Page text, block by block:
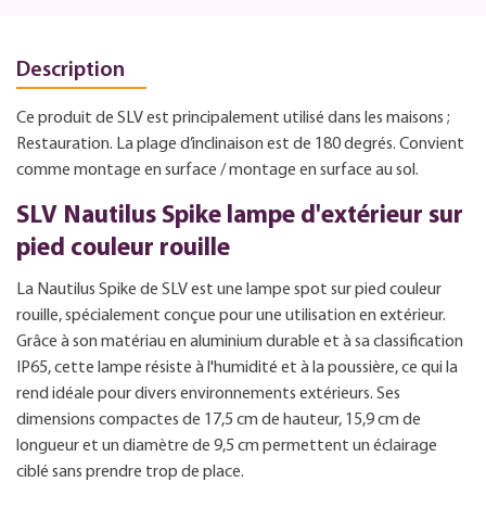
Description
Ce produit de SLV est principalement utilisé dans les maisons ;
Restauration. La plage d’inclinaison est de 180 degrés. Convient
comme montage en surface / montage en surface au sol.
SLV Nautilus Spike lampe d'extérieur sur
pied couleur rouille
La Nautilus Spike de SLV est une lampe spot sur pied couleur
rouille, spécialement conçue pour une utilisation en extérieur.
Grâce à son matériau en aluminium durable et à sa classification
IP65, cette lampe résiste à l'humidité et à la poussière, ce qui la
rend idéale pour divers environnements extérieurs. Ses
dimensions compactes de 17,5 cm de hauteur, 15,9 cm de
longueur et un diamètre de 9,5 cm permettent un éclairage
ciblé sans prendre trop de place.